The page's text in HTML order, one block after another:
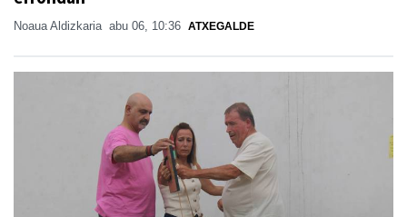
Noaua Aldizkaria abu 06, 10:36 ATXEGALDE